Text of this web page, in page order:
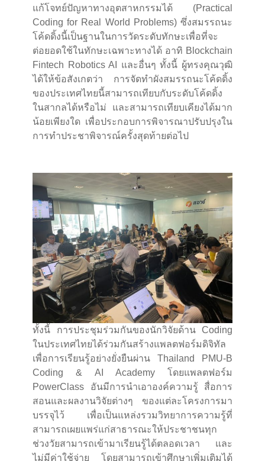
แก้โจทย์ปัญหาทางอุตสาหกรรมได้ (Practical
Coding for Real World Problems) ซึ่งสมรรถนะ
โค้ดดิ้งนี้เป็นฐานในการวัดระดับทักษะเพื่อที่จะ
ต่อยอดใช้ในทักษะเฉพาะทางได้ อาทิ Blockchain
Fintech Robotics AI และอื่นๆ ทั้งนี้ ผู้ทรงคุณวุฒิ
ได้ให้ข้อสังเกตว่า การจัดทำผังสมรรถนะโค้ดดิ้ง
ของประเทศไทยนี้สามารถเทียบกับระดับโค้ดดิ้ง
ในสากลได้หรือไม่ และสามารถเทียบเคียงได้มาก
น้อยเพียงใด เพื่อประกอบการพิจารณาปรับปรุงใน
การทำประชาพิจารณ์ครั้งสุดท้ายต่อไป
ทั้งนี้ การประชุมร่วมกันของนักวิจัยด้าน Coding
ในประเทศไทยได้ร่วมกันสร้างแพลตฟอร์มดิจิทัล
เพื่อการเรียนรู้อย่างยั่งยืนผ่าน Thailand PMU-B
Coding & AI Academy โดยแพลตฟอร์ม
PowerClass อันมีการนำเอาองค์ความรู้ สื่อการ
สอนและผลงานวิจัยต่างๆ ของแต่ละโครงการมา
บรรจุไว้ เพื่อเป็นแหล่งรวมวิทยาการความรู้ที่
สามารถเผยแพร่แก่สาธารณะให้ประชาชนทุก
ช่วงวัยสามารถเข้ามาเรียนรู้ได้ตลอดเวลา และ
ไม่มีค่าใช้จ่าย โดยสามารถเข้าศึกษาเพิ่มเติมได้